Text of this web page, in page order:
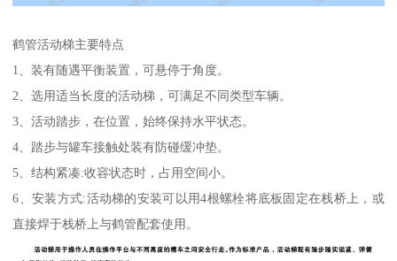
鹤管活动梯主要特点
1、装有随遇平衡装置，可悬停于角度。
2、选用适当长度的活动梯，可满足不同类型车辆。
3、活动踏步，在位置，始终保持水平状态。
4、踏步与罐车接触处装有防碰缓冲垫。
5、结构紧凑:收容状态时，占用空间小。
6、安装方式:活动梯的安装可以用4根螺栓将底板固定在栈桥上，或
直接焊于栈桥上与鹤管配套使用。